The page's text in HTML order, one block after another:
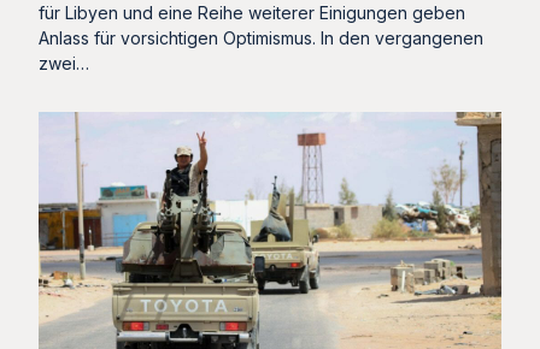
für Libyen und eine Reihe weiterer Einigungen geben
Anlass für vorsichtigen Optimismus. In den vergangenen
zwei…